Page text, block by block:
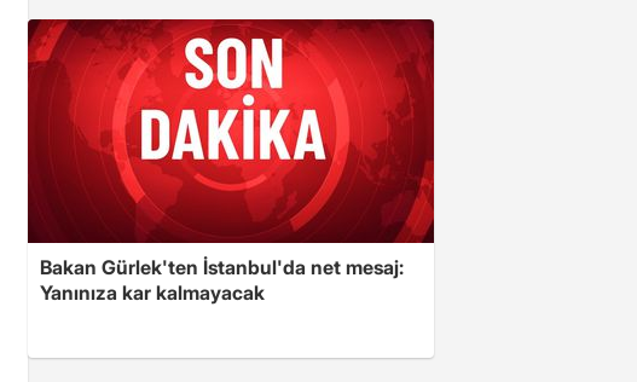
Bakan Gürlek'ten İstanbul'da net mesaj:
Yanınıza kar kalmayacak